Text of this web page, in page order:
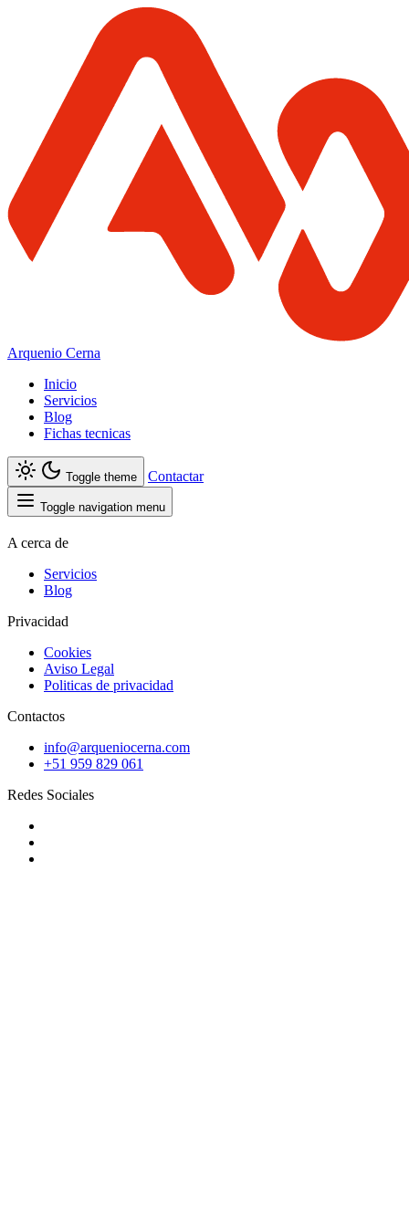
Arquenio Cerna
Inicio
Servicios
Blog
Fichas tecnicas
Toggle theme Contactar
Toggle navigation menu
A cerca de
Servicios
Blog
Privacidad
Cookies
Aviso Legal
Politicas de privacidad
Contactos
info@arqueniocerna.com
+51 959 829 061
Redes Sociales